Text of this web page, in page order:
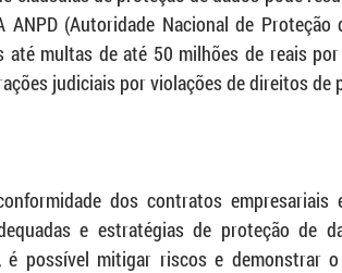
ANPD (Autoridade Nacional de
até multas de até 50 milhões de reais
judiciais por violações de direitos de
dos contratos
e estratégias de proteção de
é possível mitigar riscos e demonstrar